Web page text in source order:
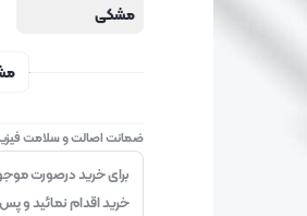
مشکی
ضمانت اصالت و سلامت
برای خرید درصورت
خرید اقدام نمائید و